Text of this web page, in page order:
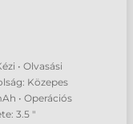
• Olvasási
Közepes
• Operációs
3.5 "